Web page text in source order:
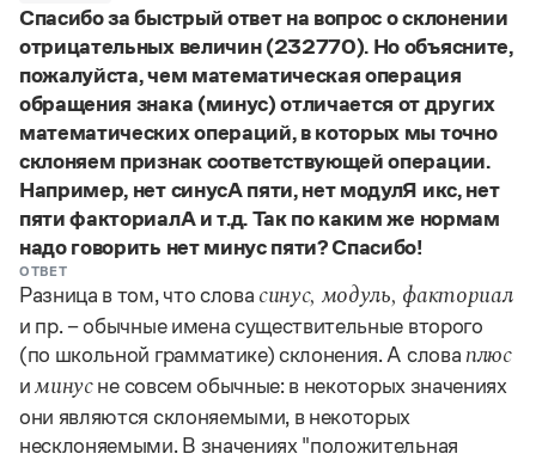
Словари
Большой орфоэпический словарь русского языка
Большой толковый словарь русских глаголов
Большой толковый словарь русских существительных
Большой толковый словарь русского языка
Большой универсальный словарь русского языка
Русский орфографический словарь
Русское словесное ударение
Современный словарь иностранных слов
Словарь антонимов
Словарь методических терминов
Словарь русских имён
Словарь синонимов
Словарь собственных имён
Словарь трудностей русского языка
Словари русского языка как государственного
Русский орфографический словарь
Большой орфоэпический словарь русского языка
Словарь трудностей русского языка
Русское словесное ударение
Словарь собственных имён
Большой универсальный словарь русского языка
Большой толковый словарь русского языка
Современный словарь иностранных слов
существительных
Большой толковый словарь русских глаголов
Словарь синонимов
Словарь антонимов
Управление в русском языке
Словарь русских имён
Ответы справочной службы
Справочники
Правила русской орфографии и пунктуации
Русский язык: краткий теоретический курс для
школьников
Письмовник
Словарь-справочник трудностей русского языка
Справочник по фразеологии
Словарь-справочник «Непростые слова»
Азбучные истины
Правила русской орфографии и пунктуации
(1956)
Учебник
Журнал
(видео-*,ране*ый)
Спасибо за быстрый ответ на вопрос о склонении
отрицательных величин (232770). Но объясните,
пожалуйста, чем математическая операция
обращения знака (минус) отличается от других
математических операций, в которых мы точно
склоняем признак соответствующей операции.
Например, нет синусА пяти, нет модулЯ икс, нет
пяти факториалА и т.д. Так по каким же нормам
надо говорить нет минус пяти? Спасибо!
ОТВЕТ
Разница в том, что слова синус, модуль, факториал
и пр. – обычные имена существительные второго
(по школьной грамматике) склонения. А слова плюс
иминусне совсем обычные: в некоторых значениях
они являются склоняемыми, в некоторых
несклоняемыми. В значениях "положительная